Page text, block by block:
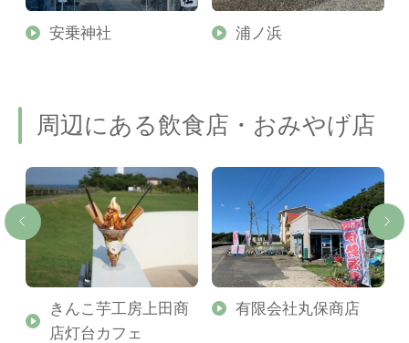
安乗神社 浦ノ浜
周辺にある飲食店・おみやげ店
きんこ芋工房上田商
店灯台カフェ
有限会社丸保商店